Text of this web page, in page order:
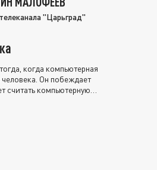
"Царьград"
когда компьютерная
Он побеждает
считать компьютерную